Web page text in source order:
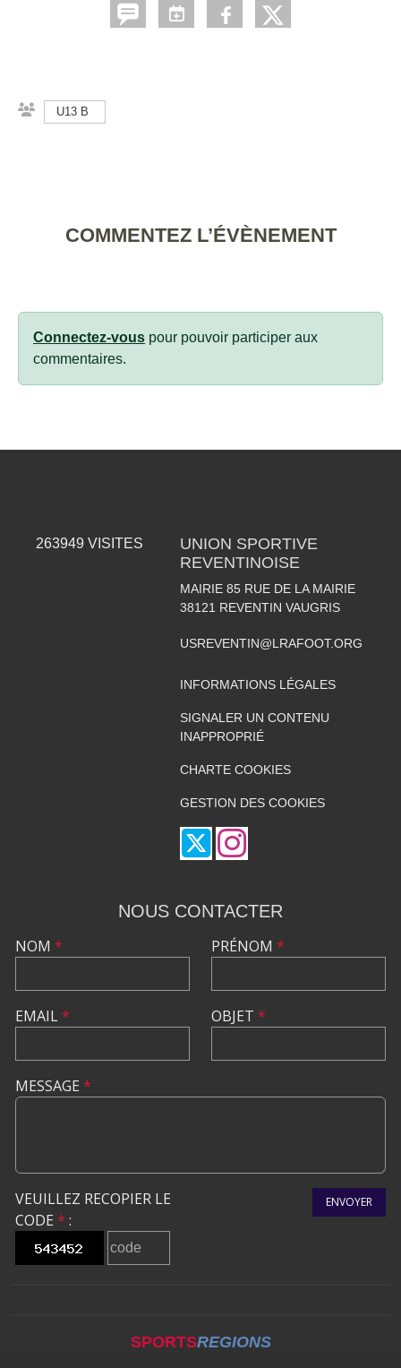
U13 B
COMMENTEZ L’ÉVÈNEMENT
Connectez-vous pour pouvoir participer aux
commentaires.
263949 VISITES
UNION SPORTIVE
REVENTINOISE
MAIRIE 85 RUE DE LA MAIRIE
38121 REVENTIN VAUGRIS
USREVENTIN@LRAFOOT.ORG
INFORMATIONS LÉGALES
SIGNALER UN CONTENU
INAPPROPRIÉ
CHARTE COOKIES
GESTION DES COOKIES
NOUS CONTACTER
NOM *
EMAIL*
PRÉNOM *
OBJET *
MESSAGE *
VEUILLEZ RECOPIER LE
CODE * :
ENVOYER
SPORTSREGIONS